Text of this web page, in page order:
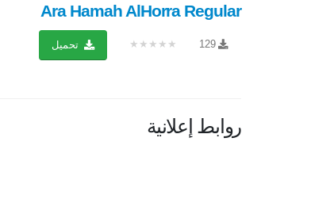
Ara Hamah AlHorra Regular
129
★★★★★ تحميل
روابط إعلانية